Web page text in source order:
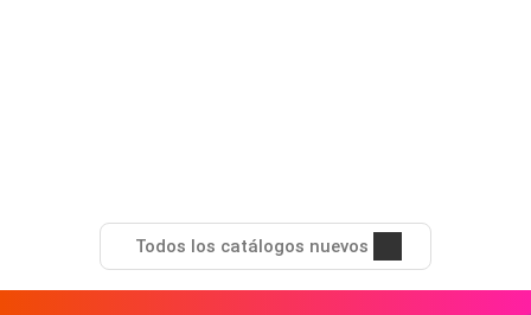
Todos los catálogos nuevos